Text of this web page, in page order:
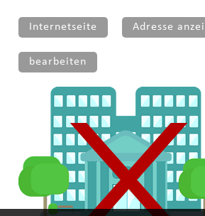
Internetseite Adresse
bearbeiten